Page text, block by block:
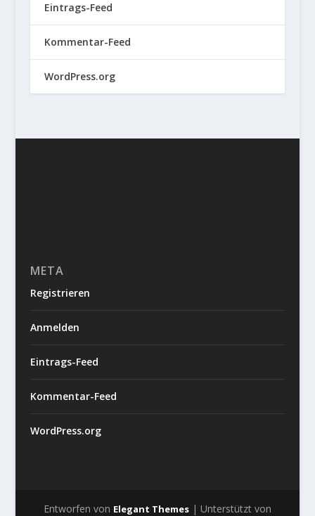
Eintrags-Feed
Kommentar-Feed
WordPress.org
META
Registrieren
Anmelden
Eintrags-Feed
Kommentar-Feed
WordPress.org
Entworfen von Elegant Themes| Unterstützt von